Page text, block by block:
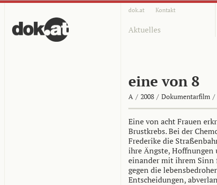
dok.at Kontakt
Aktuelles
eine von 8
A / 2008 / Dokumentarfilm /
Eine von acht Frauen
Brustkrebs. Bei der
Frederike die
ihre Ängste, Hoffnungen
einander mit ihrem Sinn
gegen die
Entscheidungen,